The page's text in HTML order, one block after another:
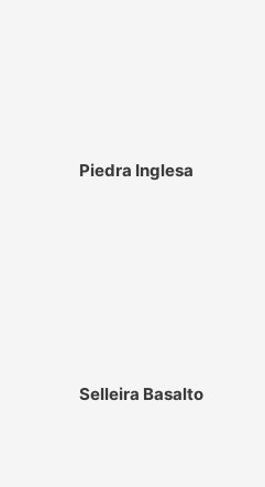
Piedra Inglesa
Selleira Basalto